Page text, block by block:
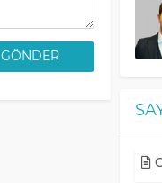
GÖNDER